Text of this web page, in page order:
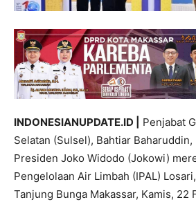
INDONESIANUPDATE.ID |
Penjabat
Selatan (Sulsel), Bahtiar
Presiden Joko Widodo (Jokowi)
Pengelolaan Air Limbah (IPAL)
Tanjung Bunga Makassar, Kamis, 22